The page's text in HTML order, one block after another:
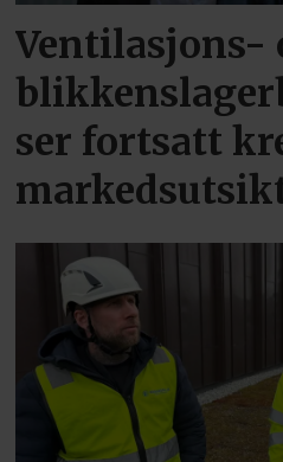
Ventilasjons-
ser fortsatt